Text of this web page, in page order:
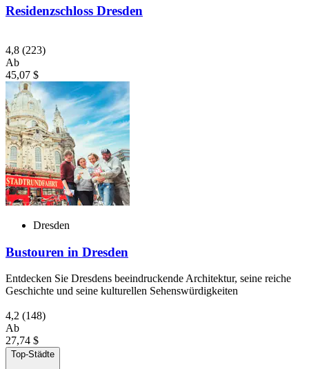
Residenzschloss Dresden
4,8 (223)
Ab
45,07 $
Dresden
Bustouren in Dresden
Entdecken Sie Dresdens beeindruckende Architektur, seine reiche
Geschichte und seine kulturellen Sehenswürdigkeiten
4,2 (148)
Ab
27,74 $
Top-Städte